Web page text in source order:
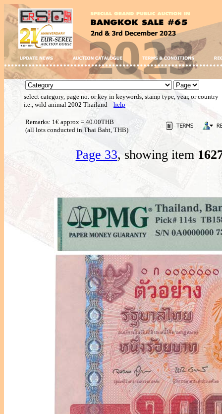
select category, page no. or key in keywords, stamp type, year, or country
i.e., wild animal 2002 Thailand help
Remarks: 1€ approx = 40.00THB
(all lots conducted in Thai Baht, THB)
Page 33, showing item